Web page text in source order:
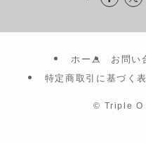
ホーム お問い
特定商取引に基づく
© Triple O